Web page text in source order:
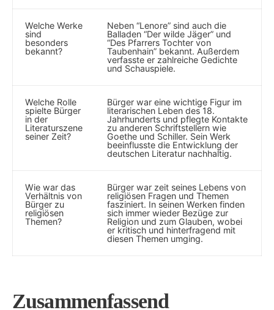
Welche Werke
sind
besonders
bekannt?
Neben “Lenore” sind auch die
Balladen⁣ “Der wilde Jäger” und
“Des Pfarrers Tochter ⁢von
Taubenhain” bekannt. Außerdem
‌verfasste er ​zahlreiche‍ Gedichte
und⁣ Schauspiele.
Welche Rolle⁣
spielte Bürger
in der
Literaturszene
seiner ⁢Zeit?
Bürger war eine wichtige Figur ⁣im
literarischen Leben des 18.
Jahrhunderts und pflegte Kontakte
zu anderen Schriftstellern ‌wie
Goethe und Schiller. Sein ⁣Werk
beeinflusste die ​Entwicklung der
deutschen Literatur‌ nachhaltig.
Wie war das
Verhältnis von⁤
Bürger zu
religiösen
Themen?
Bürger war zeit seines Lebens von
religiösen⁣ Fragen und Themen‌
fasziniert. In seinen​ Werken finden
sich immer⁢ wieder Bezüge zur
Religion und ‍zum Glauben, wobei
er⁣ kritisch und ​hinterfragend⁤ mit
diesen Themen umging.
Zusammenfassend